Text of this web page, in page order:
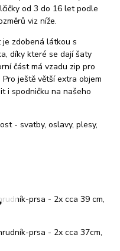
od 3 do 16 let podle
viz níže.
je zdobená látkou s
díky které se dají šaty
část má vzadu zip pro
ještě větší extra objem
i spodničku na našeho
- svatby, oslavy, plesy,
prsa - 2x cca 39 cm,
prsa - 2x cca 37cm,